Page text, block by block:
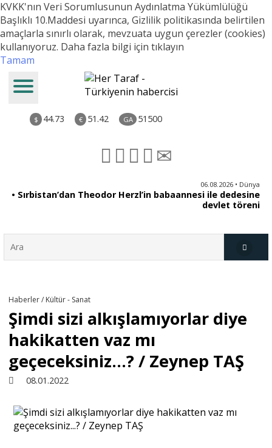
KVKK'nın Veri Sorumlusunun Aydınlatma Yükümlülüğü
Başlıklı 10.Maddesi uyarınca, Gizlilik politikasında belirtilen
amaçlarla sınırlı olarak, mevzuata uygun çerezler (cookies)
kullanıyoruz. Daha fazla bilgi için tıklayın
Tamam
$ 44.73 € 51.42 GA 51500
06.08.2026 • Dünya
• Sırbistan’dan Theodor Herzl’in babaannesi ile dedesine
devlet töreni
Derkenar
Sivil Toplum
Kültür - Sanat
Haberler / Kültür - Sanat
Şimdi sizi alkışlamıyorlar diye
hakikatten vaz mı
geçeceksiniz...? / Zeynep TAŞ
08.01.2022